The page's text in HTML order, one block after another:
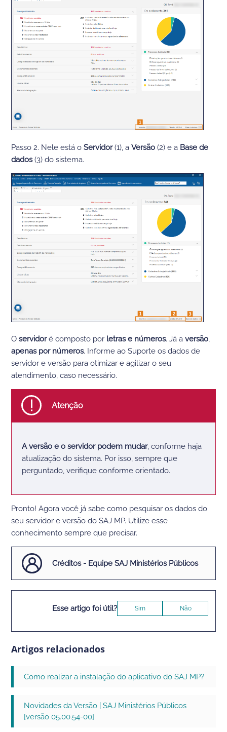
Passo 2. Nele está oServidor(1), aVersão (2) e a Base de
dados(3) do sistema.
Oservidoré composto por letras e números. Já aversão,
apenas por números. Informe ao Suporte os dados de
servidor e versão para otimizar e agilizar o seu
atendimento, caso necessário.
Atenção
A versão e o servidor podem mudar, conforme haja
atualização do sistema. Por isso, sempre que
perguntado, verifique conforme orientado.
Pronto! Agora você já sabe como pesquisar os dados do
seu servidor e versão do SAJ MP. Utilize esse
conhecimento sempre que precisar.
Créditos - Equipe SAJ Ministérios Públicos
Esse artigo foi útil? Sim Não
Artigos relacionados
Como realizar a instalação do aplicativo do SAJ MP?
Novidades da Versão | SAJ Ministérios Públicos
[versão 05.00.54-00]